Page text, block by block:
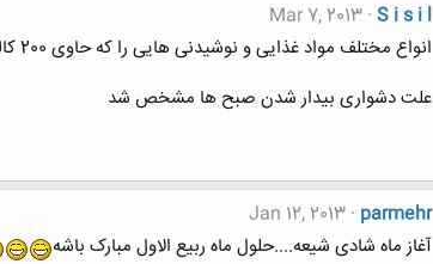
S i s i l
Mar 7, 2013
انواع مختلف مواد غذایی و نوشیدنی هایی را که حاوی 200 کالری انرژی هستند
علت دشواری بیدار شدن صبح ها مشخص شد
parmehr
Jan 12, 2013
آغاز ماه شادی شیعه....حلول ماه ربیع الاول مبارک باشه